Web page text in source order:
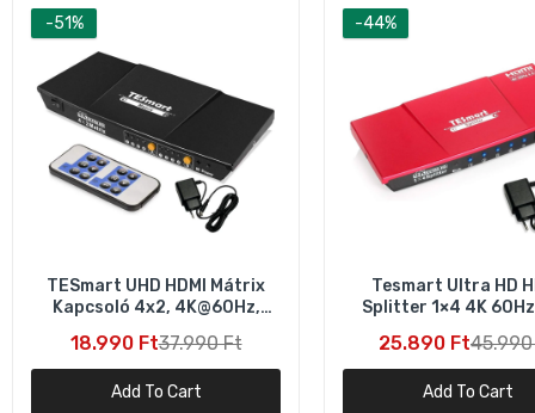
-51%
TESmart UHD HDMI Mátrix
Kapcsoló 4x2, 4K@60Hz,
digitális hangkimenettel
18.990 Ft37.990 Ft
Add To Cart
-44%
Tesmart Ultra HD
Splitter 1×4 4K 60Hz
25.890 Ft
Add To Cart